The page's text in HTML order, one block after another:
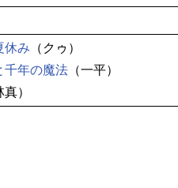
休み （クゥ）
千年の魔法 （一平）
真）